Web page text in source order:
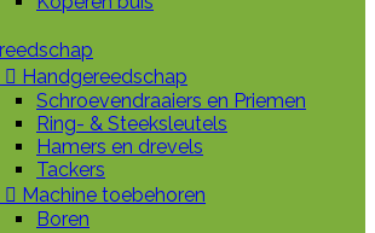
 Handgereedschap
Schroevendraaiers en Priemen
Ring- & Steeksleutels
Hamers en drevels
Tackers
 Machine toebehoren
Boren